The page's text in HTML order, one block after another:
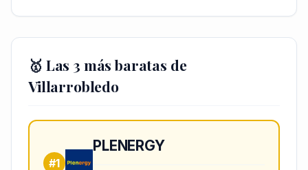
🥇 Las 3 más baratas de
Villarrobledo
#1
PLENERGY